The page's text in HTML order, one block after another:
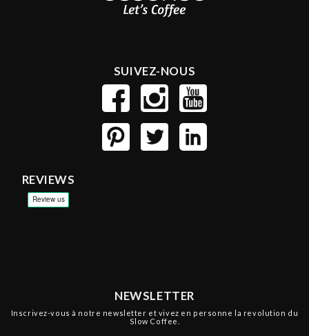
SUIVEZ-NOUS
REVIEWS
NEWSLETTER
Inscrivez-vous à notre newsletter et vivez en personne la revolution du
Slow Coffee.